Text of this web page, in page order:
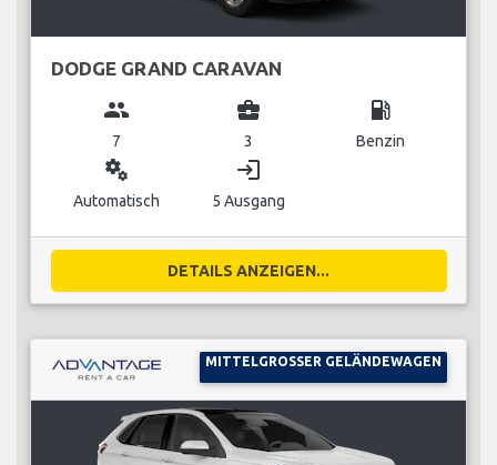
DODGE GRAND CARAVAN
group
7
business_center
3
local_gas_station
Benzin
miscellaneous_services
Automatisch
login
5 Ausgang
DETAILS ANZEIGEN...
MITTELGROSSER GELÄNDEWAGEN